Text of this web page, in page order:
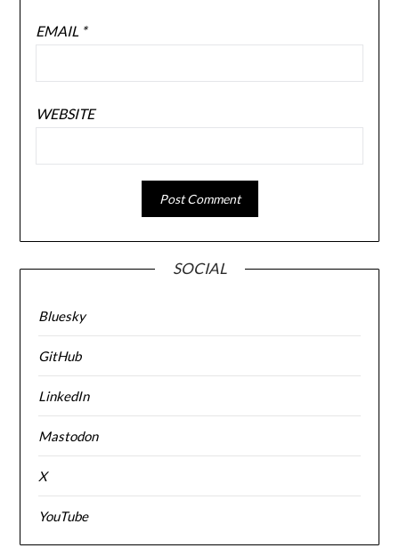
EMAIL *
WEBSITE
SOCIAL
Bluesky
GitHub
LinkedIn
Mastodon
X
YouTube